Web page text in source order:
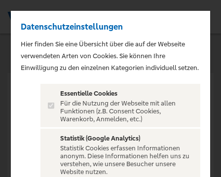
VERANSTALTUNG NICHT
GEFUNDEN
Datenschutzeinstellungen
Hier finden Sie eine Übersicht über die auf der Webseite
verwendeten Arten von Cookies. Sie können Ihre
Einwilligung zu den einzelnen Kategorien individuell setzen.
Essentielle Cookies
Für die Nutzung der Webseite mit allen
Funktionen (z.B. Consent Cookies,
Warenkorb, Anmelden, etc.)
Statistik (Google Analytics)
Statistik Cookies erfassen Informationen
anonym. Diese Informationen helfen uns zu
verstehen, wie unsere Besucher unsere
Website nutzen.